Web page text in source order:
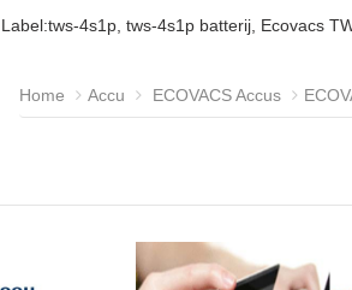
Label:tws-4s1p, tws-4s1p batterij, Ecovacs
Home Accu ECOVACS Accus